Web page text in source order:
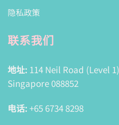
隐私政策
联系我们
地址: 114 Neil Road (Level 1)
Singapore 088852
电话: +65 6734 8298